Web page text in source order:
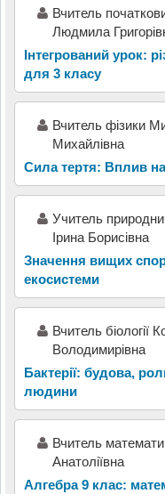
Вчитель
Людмила
Інтегрований урок:
для 3 класу
Вчитель фізики
Михайлівна
Сила тертя: Вплив
Учитель
Ірина Борисівна
Значення вищих
екосистеми
Вчитель біології
Володимирівна
Бактерії: будова,
людини
Вчитель
Анатоліївна
Алгебра 9 клас: